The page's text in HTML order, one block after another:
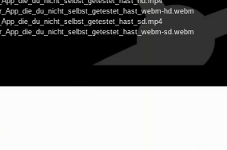
hd.webm
sd.webm